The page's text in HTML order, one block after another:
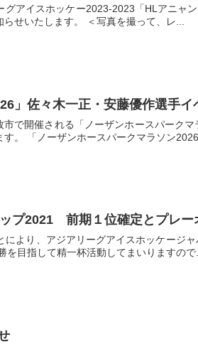
アイスホッケー2023-2023「HLアニャ
せいたします。 ＜写真を撮って、レ...
」佐々木一正・安藤優作選手
で開催される「ノーザンホースパーク
。 「ノーザンホースパークマラソン
プ2021 前期１位確定とプレー
より、アジアリーグアイスホッケージ
を目指して精一杯活動してまいりますの